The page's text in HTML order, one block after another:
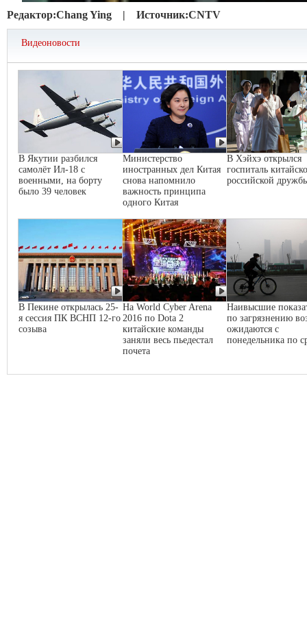
Редактор:Chang Ying | Источник:CNTV
Видеоновости
В Якутии разбился
самолёт Ил-18 с
военными, на борту
было 39 человек
Министерство
иностранных дел Китая
снова напомнило
важность принципа
одного Китая
В Хэйхэ открылся
госпиталь
российской
В Пекине открылась 25-
я сессия ПК ВСНП 12-го
созыва
На World Cyber Arena
2016 по Dota 2
китайские команды
заняли весь пьедестал
почета
Наивысшие
по загрязнению
ожидаются с
понедельника по